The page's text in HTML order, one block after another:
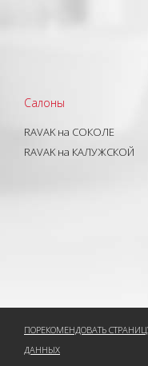
Салоны
RAVAK на СОКОЛЕ
RAVAK на КАЛУЖСКОЙ
ПОРЕКОМЕНДОВАТЬ
ДАННЫХ